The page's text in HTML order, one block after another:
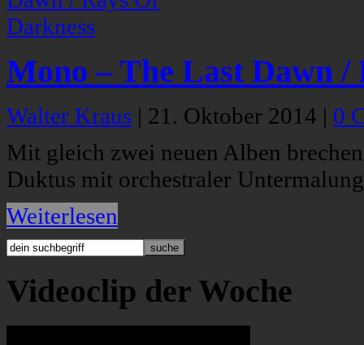
Mono – The Last Dawn /
Walter Kraus | 21. Oktober 2014 | 0
Mit gleich zwei neuen Alben
Duktus mit orchestraler
Weiterlesen
Videoclip der Woche